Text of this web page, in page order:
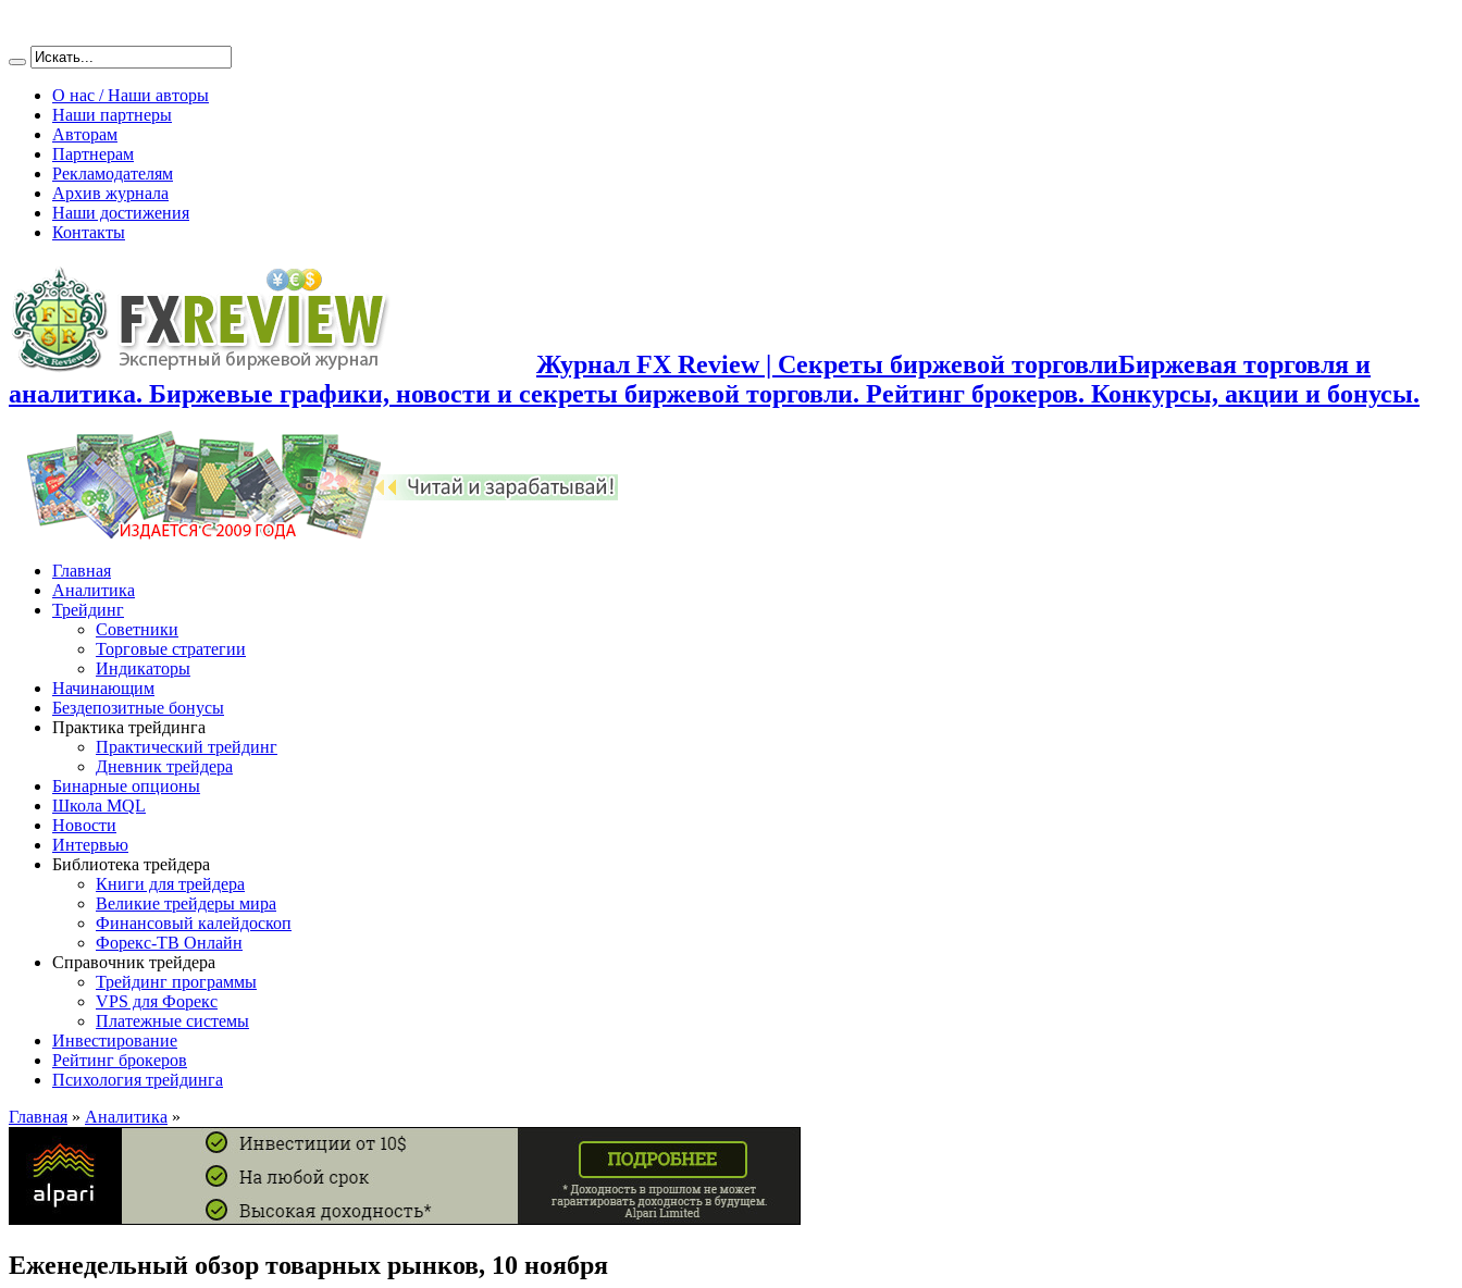
О нас / Наши авторы
Наши партнеры
Авторам
Партнерам
Рекламодателям
Архив журнала
Наши достижения
Контакты
Журнал FX Review | Секреты биржевой торговлиБиржевая торговля и
аналитика. Биржевые графики, новости и секреты биржевой торговли. Рейтинг брокеров. Конкурсы, акции и бонусы.
Главная
Аналитика
Трейдинг
Советники
Торговые стратегии
Индикаторы
Начинающим
Бездепозитные бонусы
Практика трейдинга
Практический трейдинг
Дневник трейдера
Бинарные опционы
Школа MQL
Новости
Интервью
Библиотека трейдера
Книги для трейдера
Великие трейдеры мира
Финансовый калейдоскоп
Форекс-ТВ Онлайн
Справочник трейдера
Трейдинг программы
VPS для Форекс
Платежные системы
Инвестирование
Рейтинг брокеров
Психология трейдинга
Главная » Аналитика »
Еженедельный обзор товарных рынков, 10 ноября